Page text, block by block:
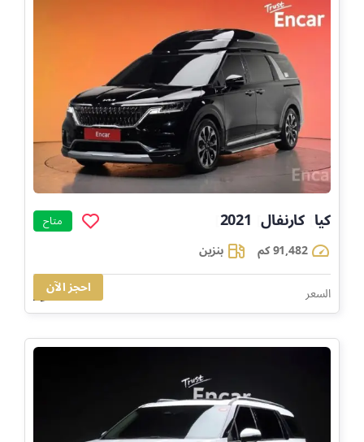
كيا كارنفال]
2021 متاح
91,482 كم
بنزين
السعر
135,284
احجز الآن